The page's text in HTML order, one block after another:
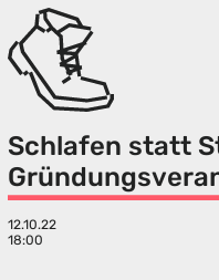
Schlafen statt
12.10.22
18:00